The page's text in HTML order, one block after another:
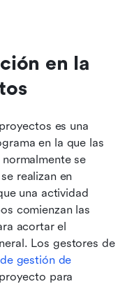
en la
es una
se
realizan en
una actividad
comienzan las
Los gestores de
gestión de
para